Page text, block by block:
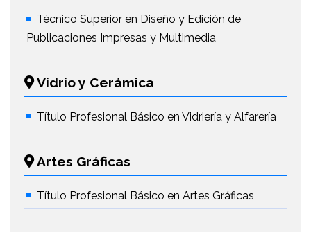
Técnico Superior en Diseño y Edición de
Publicaciones Impresas y Multimedia
Vidrio y Cerámica
Título Profesional Básico en Vidriería y Alfarería
Artes Gráficas
Título Profesional Básico en Artes Gráficas